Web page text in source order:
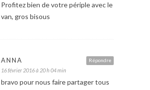
Profitez bien de votre périple avec le
van, gros bisous
Répondre
ANNA
16 février 2016 à 20 h 04 min
bravo pour nous faire partager tous